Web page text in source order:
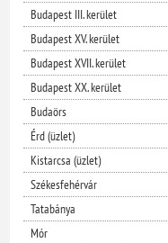
Budapest III. kerület
Budapest XV. kerület
Budapest XVII. kerület
Budapest XX. kerület
Budaörs
Érd (üzlet)
Kistarcsa (üzlet)
Székesfehérvár
Tatabánya
Mór